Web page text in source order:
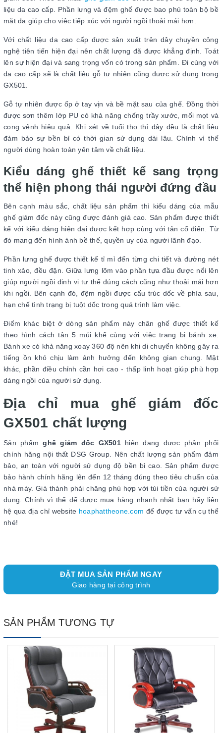
liệu da cao cấp. Phần lưng và đệm ghế được bao phủ toàn bộ bề
mặt da giúp cho việc tiếp xúc với người ngồi thoải mái hơn.
Với chất liệu da cao cấp được sản xuất trên dây chuyền công
nghệ tiên tiến hiện đại nên chất lượng đã được khẳng định. Toát
lên sự hiện đại và sang trọng vốn có trong sản phẩm. Đi cùng với
da cao cấp sẽ là chất liệu gỗ tự nhiên cũng được sử dụng trong
GX501.
Gỗ tự nhiên được ốp ở tay vịn và bề mặt sau của ghế. Đồng thời
được sơn thêm lớp PU có khả năng chống trầy xước, mối mọt và
cong vênh hiệu quả. Khi xét về tuổi thọ thì đây đều là chất liệu
đảm bảo sự bền bỉ có thời gian sử dụng dài lâu. Chính vì thế
người dùng hoàn toàn yên tâm về chất liệu.
Kiểu dáng ghế thiết kế sang trọng
thể hiện phong thái người đứng đầu
Bên cạnh màu sắc, chất liệu sản phẩm thì kiểu dáng của mẫu
ghế giám đốc này cũng được đánh giá cao. Sản phẩm được thiết
kế với kiểu dáng hiện đại được kết hợp cùng với tân cổ điển. Từ
đó mang đến hình ảnh bề thế, quyền uy của người lãnh đạo.
Phần lưng ghế được thiết kế tỉ mỉ đến từng chi tiết và đường nét
tinh xảo, đều đặn. Giữa lưng lõm vào phần tựa đầu được nổi lên
giúp người ngồi định vị tư thế đúng cách cũng như thoải mái hơn
khi ngồi. Bên cạnh đó, đệm ngồi được cấu trúc dốc về phía sau,
hạn chế tình trạng bị tuột dốc trong quá trình làm việc.
Điểm khác biệt ở dòng sản phẩm này chân ghế được thiết kế
theo hình cách tân 5 múi khế cùng với việc trang bị bánh xe.
Bánh xe có khả năng xoay 360 độ nên khi di chuyển không gây ra
tiếng ồn khó chịu làm ảnh hưởng đến không gian chung. Mặt
khác, phần điều chỉnh cần hơi cao - thấp linh hoạt giúp phù hợp
dáng ngồi của người sử dụng.
Địa chỉ mua ghế giám đốc
GX501 chất lượng
Sản phẩmghế giám đốc GX501 hiện đang được phân phối
chính hãng nội thất DSG Group. Nên chất lượng sản phẩm đảm
bảo, an toàn với người sử dụng độ bền bỉ cao. Sản phẩm được
bảo hành chính hãng lên đến 12 tháng đúng theo tiêu chuẩn của
nhà máy. Giá thành phải chăng phù hợp với túi tiền của người sử
dụng. Chính vì thế để được mua hàng nhanh nhất bạn hãy liên
hệ qua địa chỉ website hoaphattheone.com để được tư vấn cụ thể
nhé!
ĐẶT MUA SẢN PHẨM NGAY
Giao hàng tại công trình
SẢN PHẨM TƯƠNG TỰ